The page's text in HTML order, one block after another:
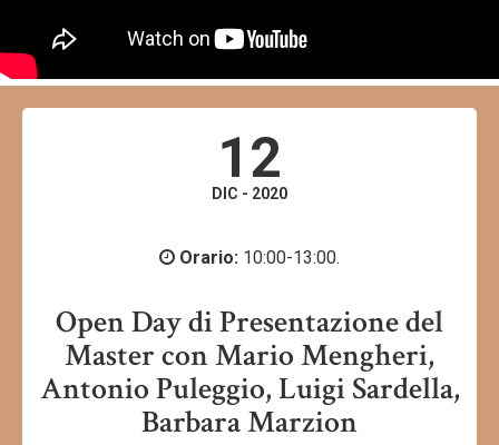
12
DIC - 2020
Orario: 10:00-13:00.
Open Day di Presentazione del
Master con Mario Mengheri,
Antonio Puleggio, Luigi Sardella,
Barbara Marzion